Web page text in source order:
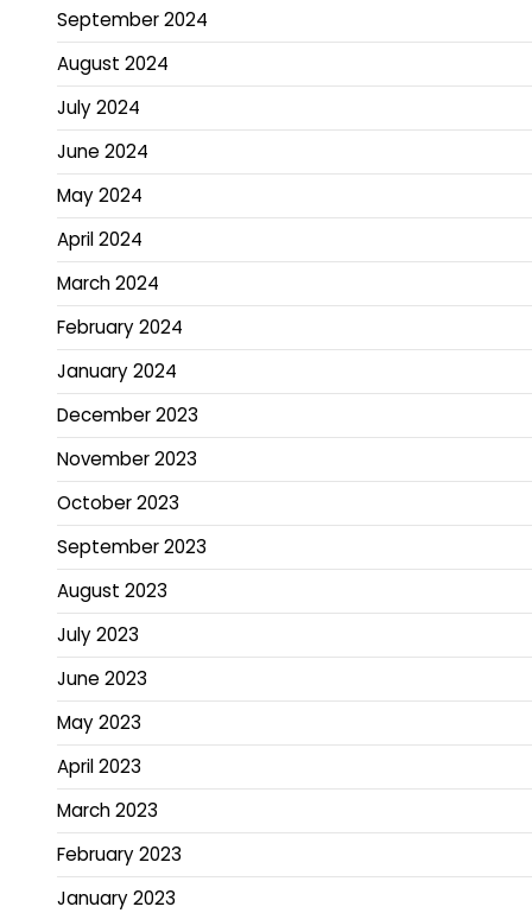
September 2024
August 2024
July 2024
June 2024
May 2024
April 2024
March 2024
February 2024
January 2024
December 2023
November 2023
October 2023
September 2023
August 2023
July 2023
June 2023
May 2023
April 2023
March 2023
February 2023
January 2023